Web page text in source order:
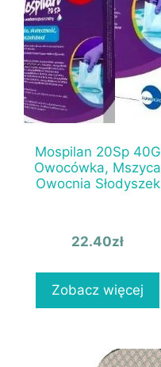
Mospilan 20Sp 40G
Owocówka, Mszyca
Owocnia Słodyszek
22.40zł
Zobacz więcej